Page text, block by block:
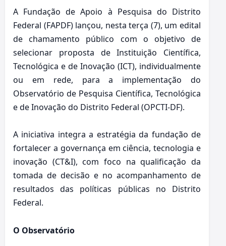
A Fundação de Apoio à Pesquisa do Distrito
Federal (FAPDF) lançou, nesta terça (7), um edital
de chamamento público com o objetivo de
selecionar proposta de Instituição Científica,
Tecnológica e de Inovação (ICT), individualmente
ou em rede, para a implementação do
Observatório de Pesquisa Científica, Tecnológica
e de Inovação do Distrito Federal (OPCTI-DF).
A iniciativa integra a estratégia da fundação de
fortalecer a governança em ciência, tecnologia e
inovação (CT&I), com foco na qualificação da
tomada de decisão e no acompanhamento de
resultados das políticas públicas no Distrito
Federal.
O Observatório